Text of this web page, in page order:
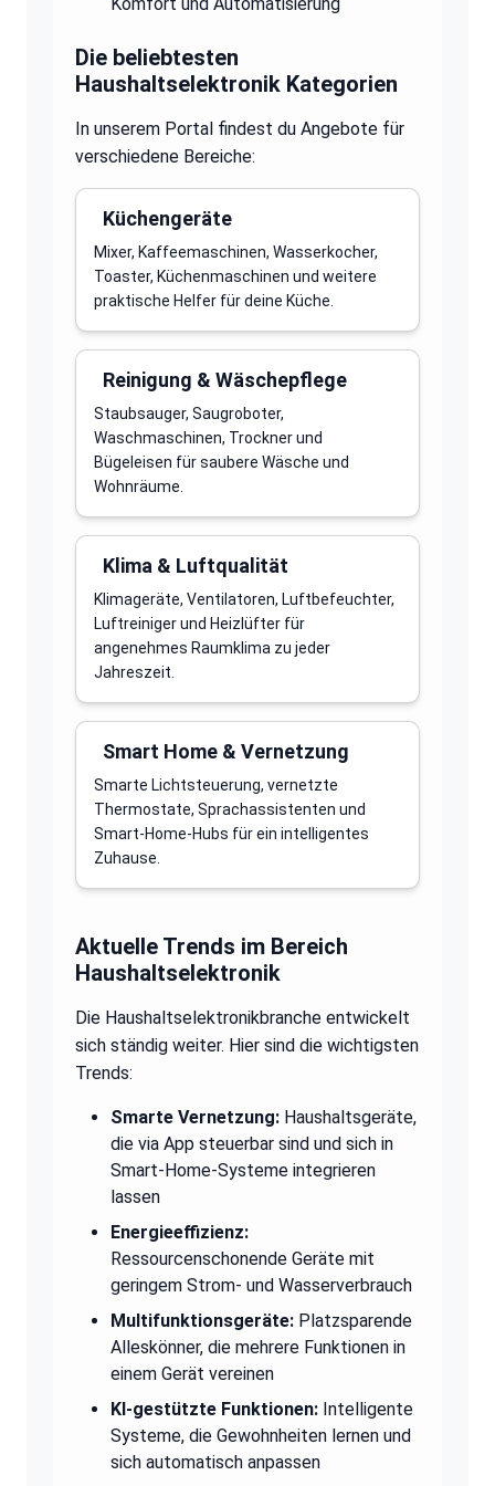
Komfort und Automatisierung
Die beliebtesten
Haushaltselektronik Kategorien
In unserem Portal findest du Angebote für
verschiedene Bereiche:
Küchengeräte
Mixer, Kaffeemaschinen, Wasserkocher,
Toaster, Küchenmaschinen und weitere
praktische Helfer für deine Küche.
Reinigung & Wäschepflege
Staubsauger, Saugroboter,
Waschmaschinen, Trockner und
Bügeleisen für saubere Wäsche und
Wohnräume.
Klima & Luftqualität
Klimageräte, Ventilatoren, Luftbefeuchter,
Luftreiniger und Heizlüfter für
angenehmes Raumklima zu jeder
Jahreszeit.
Smart Home & Vernetzung
Smarte Lichtsteuerung, vernetzte
Thermostate, Sprachassistenten und
Smart-Home-Hubs für ein intelligentes
Zuhause.
Aktuelle Trends im Bereich
Haushaltselektronik
Die Haushaltselektronikbranche entwickelt
sich ständig weiter. Hier sind die wichtigsten
Trends:
Smarte Vernetzung: Haushaltsgeräte,
die via App steuerbar sind und sich in
Smart-Home-Systeme integrieren
lassen
Energieeffizienz:
Ressourcenschonende Geräte mit
geringem Strom- und Wasserverbrauch
Multifunktionsgeräte: Platzsparende
Alleskönner, die mehrere Funktionen in
einem Gerät vereinen
KI-gestützte Funktionen: Intelligente
Systeme, die Gewohnheiten lernen und
sich automatisch anpassen